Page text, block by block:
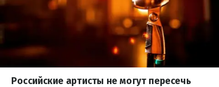
Российские артисты не могут пересечь